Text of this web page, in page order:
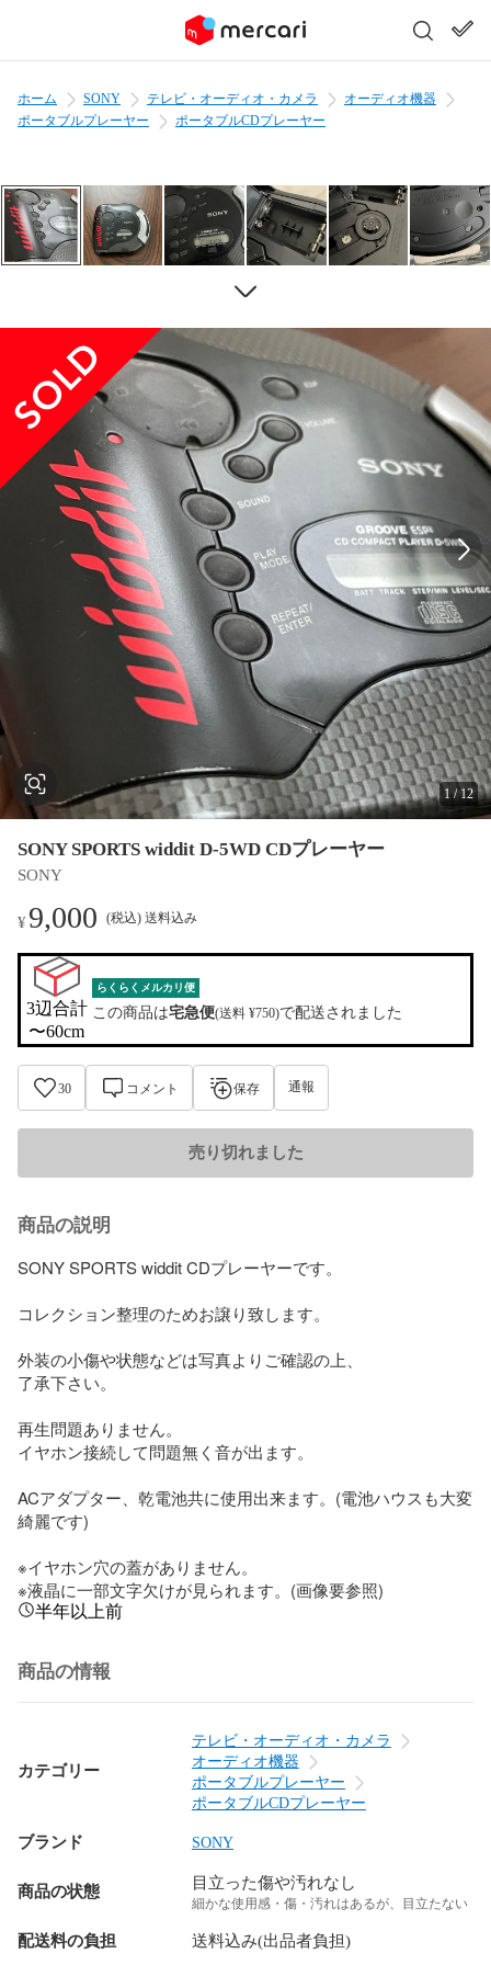
ホーム SONY テレビ・オーディオ・カメラ
オーディオ機器
ポータブルプレーヤー
ポータブルCDプレーヤー
1 /12
SONY SPORTS widdit D-5WD CDプレーヤー
SONY
¥9,000 (税込) 送料込み
3辺合計
〜60cm
らくらくメルカリ便
この商品は宅急便(送料 ¥750)で配送されました
30 コメント 保存 通報
売り切れました
商品の説明
SONY SPORTS widdit CDプレーヤーです。
コレクション整理のためお譲り致します。
外装の小傷や状態などは写真よりご確認の上、
了承下さい。
再生問題ありません。
イヤホン接続して問題無く音が出ます。
ACアダプター、乾電池共に使用出来ます。(電池ハウスも大変
綺麗です)
※イヤホン穴の蓋がありません。
※液晶に一部文字欠けが見られます。(画像要参照)
半年以上前
商品の情報
カテゴリー
テレビ・オーディオ・カメラ
オーディオ機器
ポータブルプレーヤー
ポータブルCDプレーヤー
ブランド SONY
商品の状態 目立った傷や汚れなし
細かな使用感・傷・汚れはあるが、目立たない
配送料の負担 送料込み(出品者負担)